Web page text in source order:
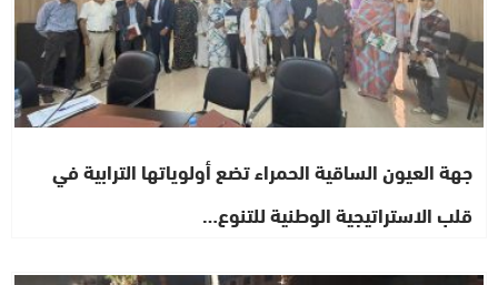
جهة العيون الساقية الحمراء تضع أولوياتها الترابية في
قلب الاستراتيجية الوطنية للتنوع…